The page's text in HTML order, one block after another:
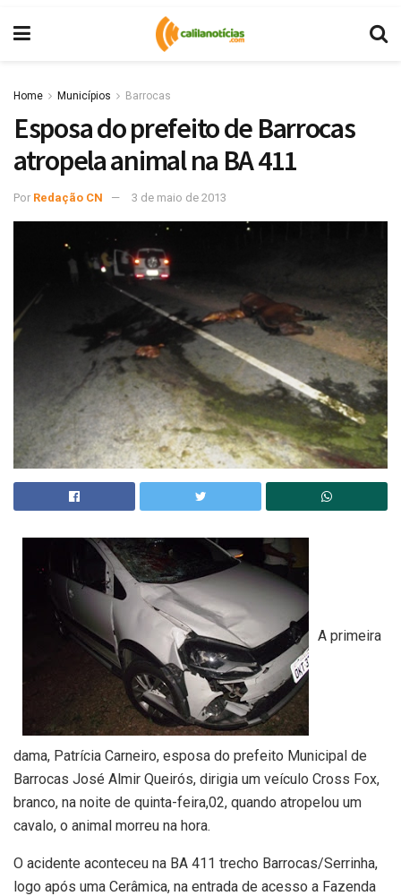
Home Municípios Barrocas
Esposa do prefeito de Barrocas
atropela animal na BA 411
Por Redação CN 3 de maio de 2013
A primeira
dama, Patrícia Carneiro, esposa do prefeito Municipal de
Barrocas José Almir Queirós, dirigia um veículo Cross Fox,
branco, na noite de quinta-feira,02, quando atropelou um
cavalo, o animal morreu na hora.
O acidente aconteceu na BA 411 trecho Barrocas/Serrinha,
logo após uma Cerâmica, na entrada de acesso a Fazenda